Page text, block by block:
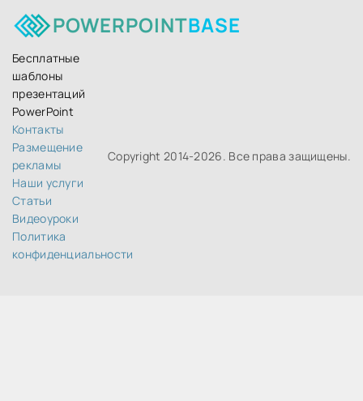
POWERPOINTBASE
Бесплатные
шаблоны
презентаций
PowerPoint
Контакты
Размещение
рекламы
Наши услуги
Статьи
Видеоуроки
Политика
конфиденциальности
Copyright 2014-2026. Все права защищены.